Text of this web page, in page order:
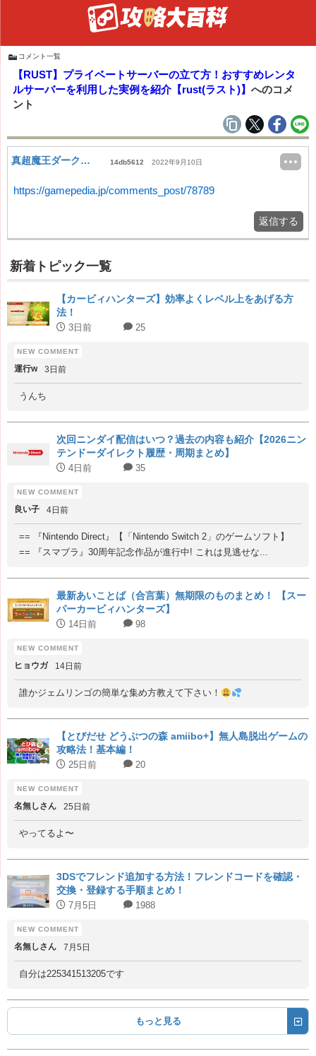
コメント一覧
【RUST】プライベートサーバーの立て方！おすすめレンタ
ルサーバーを利用した実例を紹介【rust(ラスト)】 へのコメ
ント
真超魔王ダークロード 14db5612 2022年9月10日
https://gamepedia.jp/comments_post/78789
返信する
新着トピック一覧
【カービィハンターズ】効率よくレベル上をあげる方
法！
3日前 25
運行w 3日前
うんち
次回ニンダイ配信はいつ？過去の内容も紹介【2026ニン
テンドーダイレクト履歴・周期まとめ】
4日前 35
良い子 4日前
== 『Nintendo Direct』【「Nintendo Switch 2」のゲームソフト】
== 『スマブラ』30周年記念作品が進行中! これは見逃せな...
最新あいことば（合言葉）無期限のものまとめ！ 【スー
パーカービィハンターズ】
14日前 98
ヒョウガ 14日前
誰かジェムリンゴの簡単な集め方教えて下さい！
【とびだせ どうぶつの森 amiibo+】無人島脱出ゲームの
攻略法！基本編！
25日前 20
名無しさん 25日前
やってるよ〜
3DSでフレンド追加する方法！フレンドコードを確認・
交換・登録する手順まとめ！
7月5日 1988
名無しさん 7月5日
自分は225341513205です
もっと見る